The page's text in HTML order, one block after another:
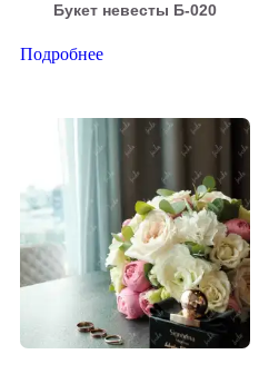
Букет невесты Б-020
Подробнее